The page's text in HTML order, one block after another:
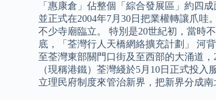
「惠康倉」佔整個「綜合發展區」約四
並正式在2004年7月30日把業權轉讓爪
不少寺廟臨立。 特別是20世紀初，當時
底，「荃灣行人天橋網絡擴充計劃」 河
至荃灣東部關門口街及至西部的大涌道
（現稱港鐵）荃灣綫於5月10日正式投
立理民府制度來管治新界，把新界分成